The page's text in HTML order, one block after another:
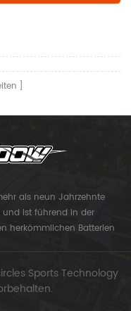
als neun Jahrzehnte
und ist führend in der
herkömmlichen Batterien
3-Kreise Sport
Markensonnenpolster.
Sports Technology